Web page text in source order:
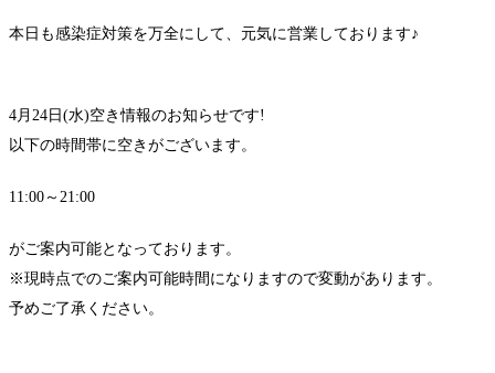
本日も感染症対策を万全にして、元気に営業しております♪
4月24日(水)空き情報のお知らせです!
以下の時間帯に空きがございます。
11:00～21:00
がご案内可能となっております。
※現時点でのご案内可能時間になりますので変動があります。
予めご了承ください。